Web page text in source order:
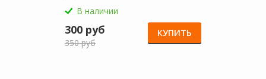
В наличии
300 руб
350 руб
КУПИТЬ